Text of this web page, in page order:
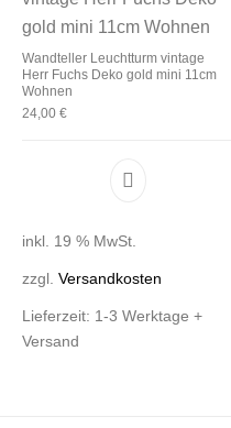
Wandteller Leuchtturm vintage
Herr Fuchs Deko gold mini 11cm
Wohnen
24,00€
inkl. 19 % MwSt.
zzgl.Versandkosten
Lieferzeit: 1-3 Werktage +
Versand